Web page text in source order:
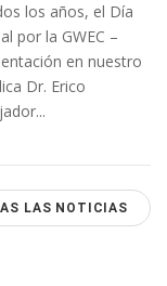
los años, el Día
por la GWEC –
en nuestro
Dr. Erico
LAS NOTICIAS